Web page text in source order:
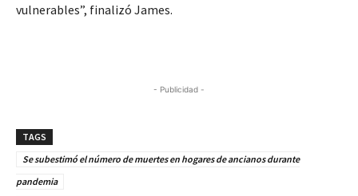
vulnerables”, finalizó James.
- Publicidad -
TAGS
Se subestimó el número de muertes en hogares de ancianos durante
pandemia